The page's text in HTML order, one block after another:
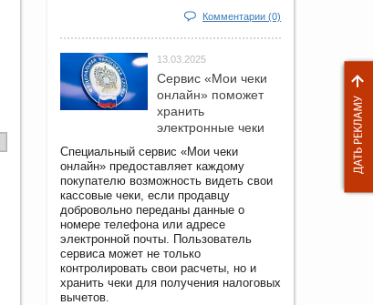
Комментарии (0)
13.03.2025
Сервис «Мои чеки
онлайн» поможет
хранить
электронные чеки
Специальный сервис «Мои чеки
онлайн» предоставляет каждому
покупателю возможность видеть свои
кассовые чеки, если продавцу
добровольно переданы данные о
номере телефона или адресе
электронной почты. Пользователь
сервиса может не только
контролировать свои расчеты, но и
хранить чеки для получения налоговых
вычетов.